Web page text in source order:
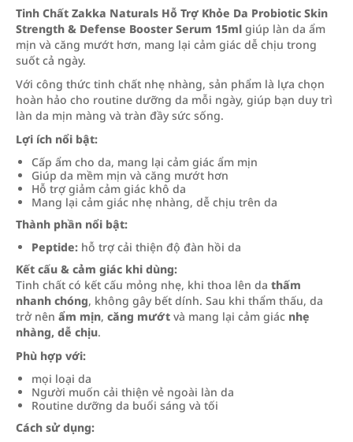
Tinh Chất Zakka Naturals Hỗ Trợ Khỏe Da Probiotic Skin
Strength & Defense Booster Serum 15ml giúp làn da ẩm
mịn và căng mướt hơn, mang lại cảm giác dễ chịu trong
suốt cả ngày.
Với công thức tinh chất nhẹ nhàng, sản phẩm là lựa chọn
hoàn hảo cho routine dưỡng da mỗi ngày, giúp bạn duy trì
làn da mịn màng và tràn đầy sức sống.
Lợi ích nổi bật:
Cấp ẩm cho da, mang lại cảm giác ẩm mịn
Giúp da mềm mịn và căng mướt hơn
Hỗ trợ giảm cảm giác khô da
Mang lại cảm giác nhẹ nhàng, dễ chịu trên da
Thành phần nổi bật:
Peptide: hỗ trợ cải thiện độ đàn hồi da
Kết cấu & cảm giác khi dùng:
Tinh chất có kết cấu mỏng nhẹ, khi thoa lên da thấm
nhanh chóng, không gây bết dính. Sau khi thẩm thấu, da
trở nên ẩm mịn, căng mướt và mang lại cảm giác nhẹ
nhàng, dễ chịu.
Phù hợp với:
mọi loại da
Người muốn cải thiện vẻ ngoài làn da
Routine dưỡng da buổi sáng và tối
Cách sử dụng: